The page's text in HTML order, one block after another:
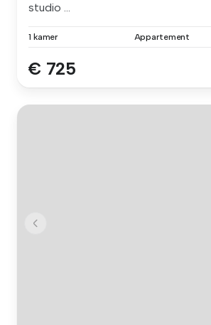
studio ...
1 kamer Appartement
€ 725